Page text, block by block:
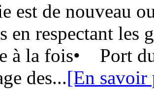
est de nouveau
en respectant les
à la fois• Port
des...[En savoir